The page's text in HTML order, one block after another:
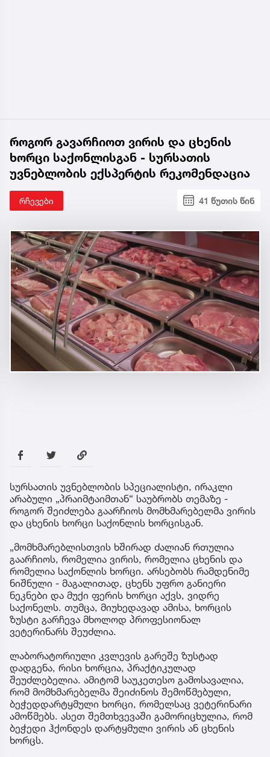
როგორ გავარჩიოთ ვირის და ცხენის
ხორცი საქონლისგან - სურსათის
უვნებლობის ექსპერტის რეკომენდაცია
რჩევები 41 წუთის წინ
სურსათის უვნებლობის სპეციალისტი, ირაკლი
არაბული „პრაიმტაიმთან“ საუბრობს თემაზე -
როგორ შეიძლება გაარჩიოს მომხმარებელმა ვირის
და ცხენის ხორცი საქონლის ხორცისგან.
„მომხმარებლისთვის ხშირად ძალიან რთულია
გაარჩიოს, რომელია ვირის, რომელია ცხენის და
რომელია საქონლის ხორცი. არსებობს რამდენიმე
ნიშნული - მაგალითად, ცხენს უფრო განიერი
ნეკნები და მუქი ფერის ხორცი აქვს, ვიდრე
საქონელს. თუმცა, მიუხედავად ამისა, ხორცის
ზუსტი გარჩევა მხოლოდ პროფესიონალ
ვეტერინარს შეუძლია.
ლაბორატორიული კვლევის გარეშე ზუსტად
დადგენა, რისი ხორცია, პრაქტიკულად
შეუძლებელია. ამიტომ საუკეთესო გამოსავალია,
რომ მომხმარებელმა შეიძინოს შემოწმებული,
ბეჭედდარტყმული ხორცი, რომელსაც ვეტერინარი
ამოწმებს. ასეთ შემთხვევაში გამორიცხულია, რომ
ბეჭედი ჰქონდეს დარტყმული ვირის ან ცხენის
ხორცს.